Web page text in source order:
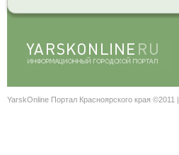
YarskOnline Портал Красноярского края ©2011 |